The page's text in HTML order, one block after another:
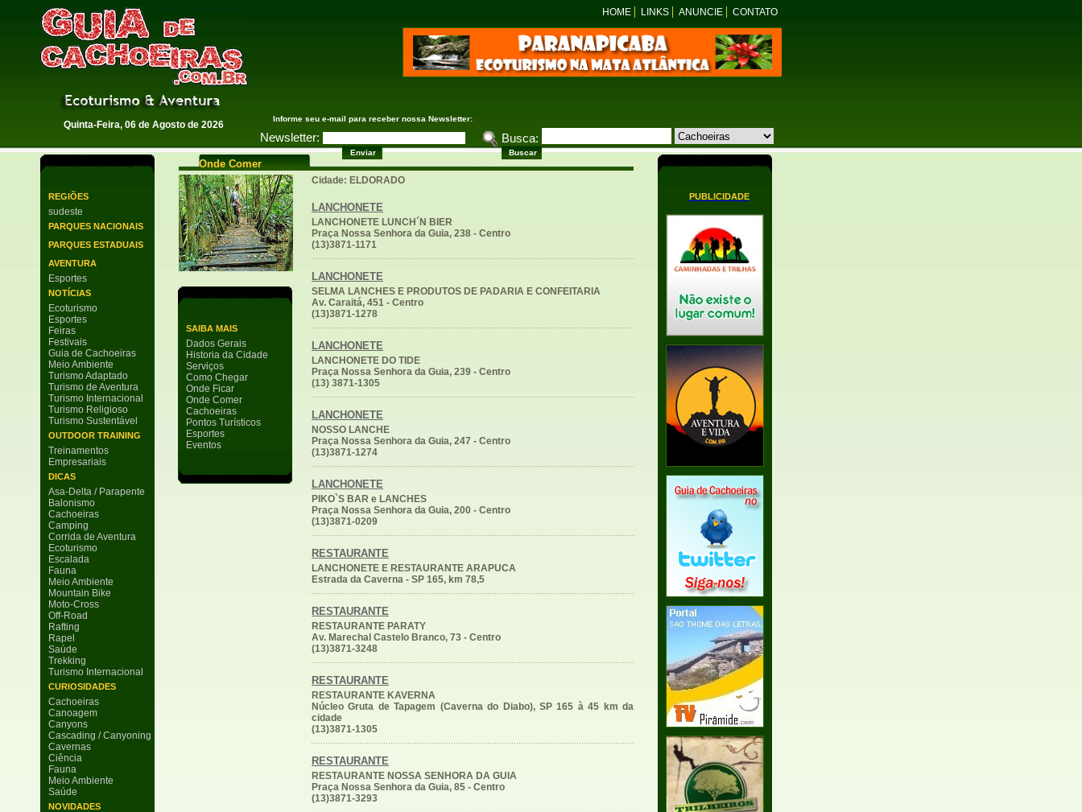
Guia de Cachoeiras HOME LINKS ANUNCIE CONTATO
Quinta-Feira, 06 de Agosto de 2026
Busca:
Informe seu e-mail para receber nossa Newsletter:
Newsletter:
REGIÕES
sudeste
PARQUES NACIONAIS
PARQUES ESTADUAIS
AVENTURA
Esportes
NOTÍCIAS
Ecoturismo
Esportes
Feiras
Festivais
Guia de Cachoeiras
Meio Ambiente
Turismo Adaptado
Turismo de Aventura
Turismo Internacional
Turismo Religioso
Turismo Sustentável
OUTDOOR TRAINING
Treinamentos
Empresariais
DICAS
Asa-Delta / Parapente
Balonismo
Cachoeiras
Camping
Corrida de Aventura
Ecoturismo
Escalada
Fauna
Meio Ambiente
Mountain Bike
Moto-Cross
Off-Road
Rafting
Rapel
Saúde
Trekking
Turismo Internacional
CURIOSIDADES
Cachoeiras
Canoagem
Canyons
Cascading / Canyoning
Cavernas
Ciência
Fauna
Meio Ambiente
Saúde
NOVIDADES
Onde Comer
Cidade: ELDORADO
LANCHONETE
LANCHONETE LUNCH´N BIER
Praça Nossa Senhora da Guia, 238 - Centro
(13)3871-1171
LANCHONETE
SELMA LANCHES E PRODUTOS DE PADARIA E CONFEITARIA
Av. Caraitá, 451 - Centro
(13)3871-1278
LANCHONETE
LANCHONETE DO TIDE
Praça Nossa Senhora da Guia, 239 - Centro
(13) 3871-1305
LANCHONETE
NOSSO LANCHE
Praça Nossa Senhora da Guia, 247 - Centro
(13)3871-1274
LANCHONETE
PIKO`S BAR e LANCHES
Praça Nossa Senhora da Guia, 200 - Centro
(13)3871-0209
RESTAURANTE
LANCHONETE E RESTAURANTE ARAPUCA
Estrada da Caverna - SP 165, km 78,5
RESTAURANTE
RESTAURANTE PARATY
Av. Marechal Castelo Branco, 73 - Centro
(13)3871-3248
RESTAURANTE
RESTAURANTE KAVERNA
Núcleo Gruta de Tapagem (Caverna do Diabo), SP 165 à 45 km da
cidade
(13)3871-1305
RESTAURANTE
RESTAURANTE NOSSA SENHORA DA GUIA
Praça Nossa Senhora da Guia, 85 - Centro
(13)3871-3293
SAIBA MAIS
Dados Gerais
Historia da Cidade
Serviços
Como Chegar
Onde Ficar
Onde Comer
Cachoeiras
Pontos Turísticos
Esportes
Eventos
PUBLICIDADE